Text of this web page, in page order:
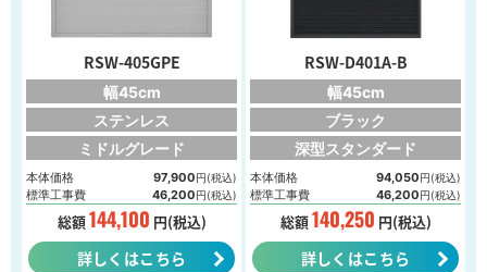
RSW-405GPE
幅45cm
ステンレス
ミドルグレード
本体価格 97,900円(税込)
標準工事費 46,200円(税込)
総額144,100 円(税込)
詳しくはこちら
RSW-D401A-B
幅45cm
ブラック
深型スタンダード
本体価格 94,050円(税込)
標準工事費 46,200円(税込)
総額140,250 円(税込)
詳しくはこちら